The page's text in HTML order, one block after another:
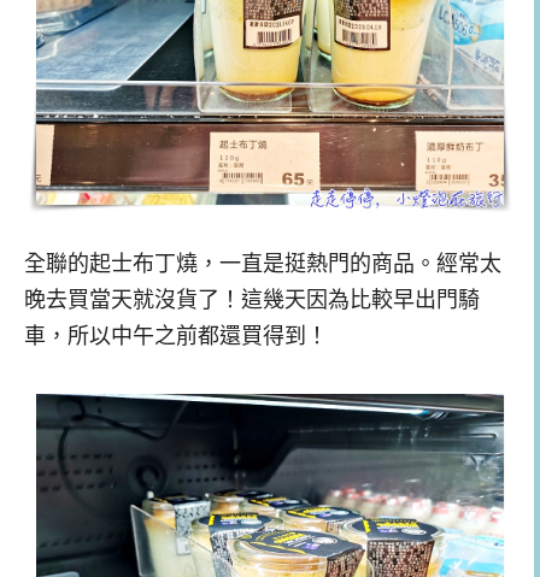
全聯的起士布丁燒，一直是挺熱門的商品。經常太
晚去買當天就沒貨了！這幾天因為比較早出門騎
車，所以中午之前都還買得到！